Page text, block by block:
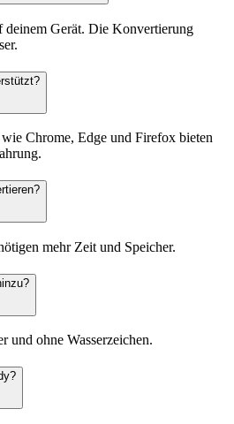
Gerät. Die Konvertierung
Chrome, Edge und Firefox bieten
mehr Zeit und Speicher.
und ohne Wasserzeichen.